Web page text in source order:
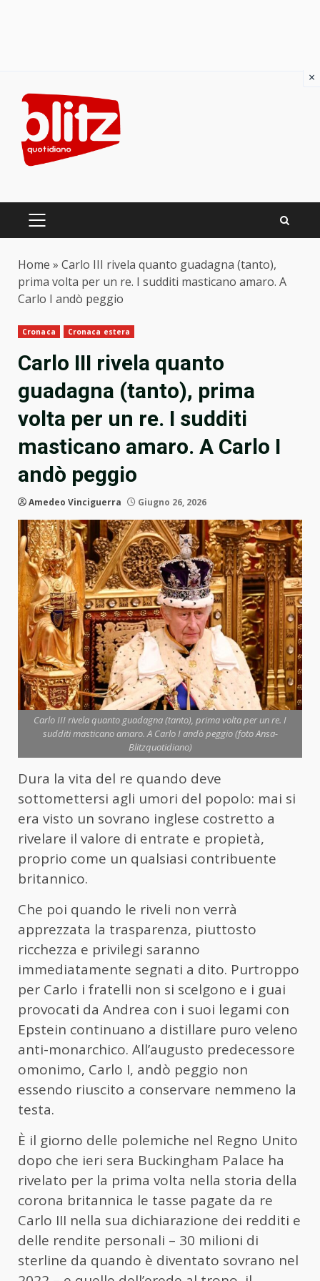
content
PRIMARY
Home » Carlo III rivela quanto guadagna (tanto),
prima volta per un re. I sudditi masticano amaro. A
Carlo I andò peggio
Cronaca Cronaca estera
Carlo III rivela quanto
guadagna (tanto), prima
volta per un re. I sudditi
masticano amaro. A Carlo I
andò peggio
Amedeo Vinciguerra Giugno 26, 2026
Carlo III rivela quanto guadagna (tanto), prima volta per un re. I
sudditi masticano amaro. A Carlo I andò peggio (foto Ansa-
Blitzquotidiano)
Dura la vita del re quando deve
sottomettersi agli umori del popolo: mai si
era visto un sovrano inglese costretto a
rivelare il valore di entrate e propietà,
proprio come un qualsiasi contribuente
britannico.
Che poi quando le riveli non verrà
apprezzata la trasparenza, piuttosto
ricchezza e privilegi saranno
immediatamente segnati a dito. Purtroppo
per Carlo i fratelli non si scelgono e i guai
provocati da Andrea con i suoi legami con
Epstein continuano a distillare puro veleno
anti-monarchico. All’augusto predecessore
omonimo, Carlo I, andò peggio non
essendo riuscito a conservare nemmeno la
testa.
È il giorno delle polemiche nel Regno Unito
dopo che ieri sera Buckingham Palace ha
rivelato per la prima volta nella storia della
corona britannica le tasse pagate da re
Carlo III nella sua dichiarazione dei redditi e
delle rendite personali – 30 milioni di
sterline da quando è diventato sovrano nel
×